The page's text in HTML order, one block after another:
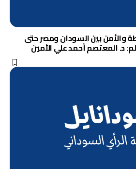
بين السودان ومصر حتى